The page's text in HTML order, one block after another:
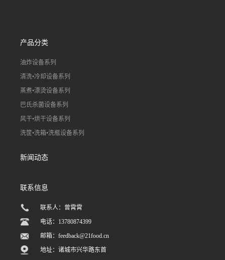
产品分类
油炸设备系列
清洗•冷却设备系列
蒸煮•漂烫设备系列
巴氏杀菌设备系列
风干•烘干设备系列
洗筐•洗箱•洗瓶设备系列
新闻动态
联系信息
联系人：曾霄霄
电话：13780874399
邮箱：feedback@21food.cn
地址：诸城市兴华路东首